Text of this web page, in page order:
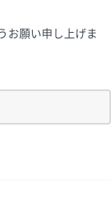
お願い申し上げま